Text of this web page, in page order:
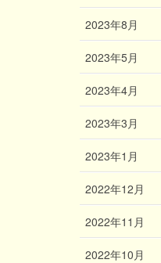
2023年8月
2023年5月
2023年4月
2023年3月
2023年1月
2022年12月
2022年11月
2022年10月